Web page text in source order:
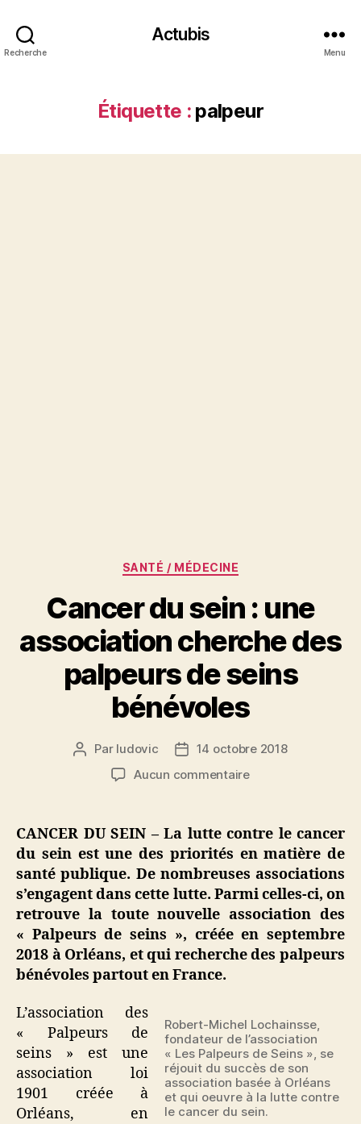
Recherche
Actubis
Menu
Étiquette : palpeur
Catégories
SANTÉ / MÉDECINE
Cancer du sein : une
association cherche des
palpeurs de seins
bénévoles
Auteur
l’article
Par ludovic
Date14 octobre 2018
Aucun commentairesur
sein
une
association
cherche
des
palpeurs
de
CANCER DU SEIN – La lutte contre le cancer
du sein est une des priorités en matière de
santé publique. De nombreuses associations
s’engagent dans cette lutte. Parmi celles-ci, on
retrouve la toute nouvelle association des
« Palpeurs de seins », créée en septembre
2018 à Orléans, et qui recherche des palpeurs
bénévoles partout en France.
Robert-Michel Lochainsse,
fondateur de l’association
« Les Palpeurs de Seins », se
réjouit du succès de son
association basée à Orléans
et qui oeuvre à la lutte contre
le cancer du sein.
L’association des
« Palpeurs de
seins » est une
association loi
1901 créée à
Orléans, en